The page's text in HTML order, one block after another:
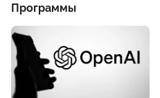
Программы